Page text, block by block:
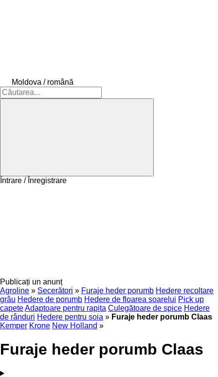
Moldova / română
Întrare / Înregistrare
Publicați un anunț
Agroline » Secerători » Furaje heder porumb Hedere recoltare
grâu Hedere de porumb Hedere de floarea soarelui Pick up
capeteAdaptoare pentru rapita Culegătoare de spice Hedere
de rânduri Hedere pentru soia » Furaje heder porumb Claas
Kemper Krone New Holland »
Furaje heder porumb Claas